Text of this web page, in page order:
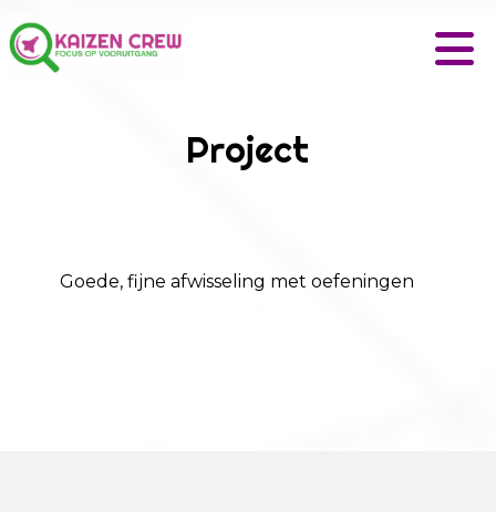
Project
Goede, fijne afwisseling met oefeningen